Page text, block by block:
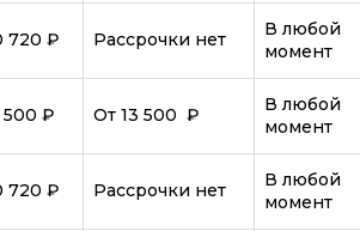
TypeScript
720 ₽ Рассрочки нет
В любой
момент
500 ₽ От 13 500 ₽
В любой
момент
720 ₽ Рассрочки нет
В любой
момент